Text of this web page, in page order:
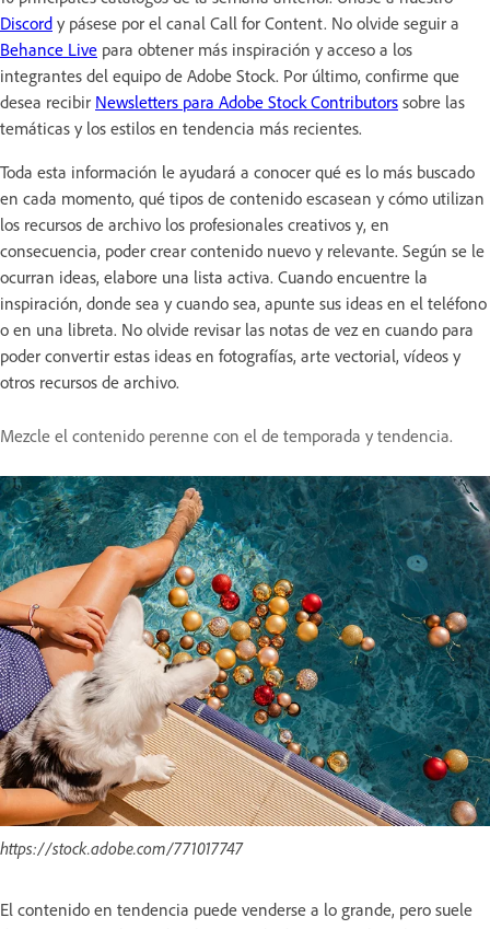
Discord y pásese por el canal Call for Content. No olvide seguir a
Behance Live para obtener más inspiración y acceso a los
integrantes del equipo de Adobe Stock. Por último, confirme que
desea recibir Newsletters para Adobe Stock Contributors sobre las
temáticas y los estilos en tendencia más recientes.
Toda esta información le ayudará a conocer qué es lo más buscado
en cada momento, qué tipos de contenido escasean y cómo utilizan
los recursos de archivo los profesionales creativos y, en
consecuencia, poder crear contenido nuevo y relevante. Según se le
ocurran ideas, elabore una lista activa. Cuando encuentre la
inspiración, donde sea y cuando sea, apunte sus ideas en el teléfono
o en una libreta. No olvide revisar las notas de vez en cuando para
poder convertir estas ideas en fotografías, arte vectorial, vídeos y
otros recursos de archivo.
Mezcle el contenido perenne con el de temporada y tendencia.
https://stock.adobe.com/771017747
El contenido en tendencia puede venderse a lo grande, pero suele